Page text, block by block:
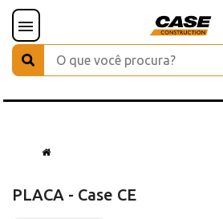
PLACA - Case CE